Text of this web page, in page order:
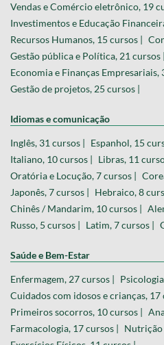
Vendas e Comércio eletrônico, 19
Investimentos e Educação
Recursos Humanos, 15 cursos |
Gestão pública e Política, 21 cursos |
Economia e Finanças Empresariais,
Gestão de projetos, 25 cursos |
Idiomas e comunicação
Inglês, 31 cursos | Espanhol, 15
Italiano, 10 cursos |
Libras, 11
Oratória e Locução, 7 cursos |
Japonês, 7 cursos |
Hebraico, 8
Chinês / Mandarim, 10 cursos |
Russo, 5 cursos |
Latim, 7 cursos |
Saúde e Bem-Estar
Enfermagem, 27 cursos |
Cuidados com idosos e crianças, 17
Primeiros socorros, 10 cursos |
Farmacologia, 17 cursos |
Nutrição